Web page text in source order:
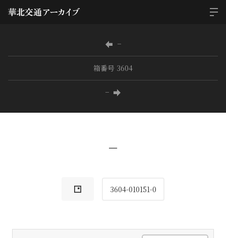
−
箱番号 3604
−
−
3604-010151-0